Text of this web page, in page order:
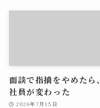
面談で指摘をやめたら、
社員が変わった
2026年7月15日